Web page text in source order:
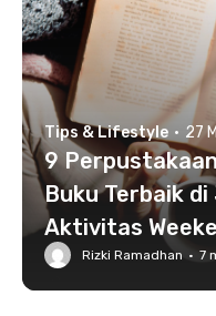
Tips & Lifestyle · 27
9
Buku Terbaik
Aktivitas
Rizki Ramadhan · 7